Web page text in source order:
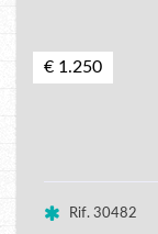
€ 1.250
Rif. 30482